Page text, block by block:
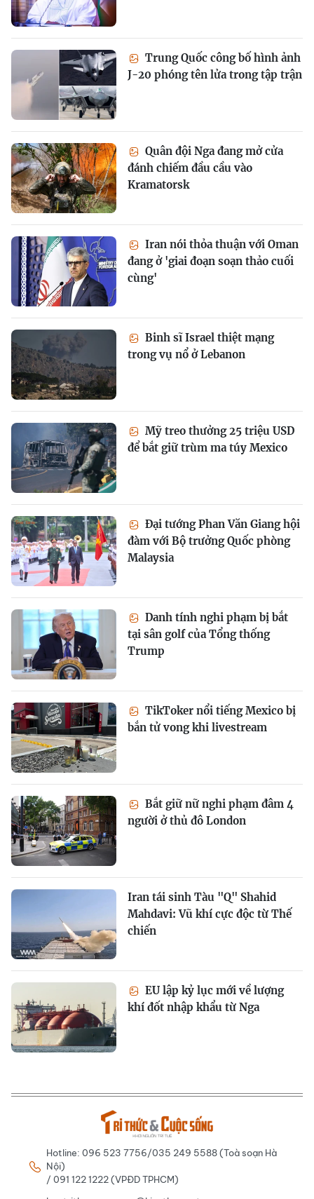
Trung Quốc công bố hình ảnh
J-20 phóng tên lửa trong tập trận
Quân đội Nga đang mở cửa
đánh chiếm đầu cầu vào
Kramatorsk
Iran nói thỏa thuận với Oman
đang ở 'giai đoạn soạn thảo cuối
cùng'
Binh sĩ Israel thiệt mạng
trong vụ nổ ở Lebanon
Mỹ treo thưởng 25 triệu USD
để bắt giữ trùm ma túy Mexico
Đại tướng Phan Văn Giang hội
đàm với Bộ trưởng Quốc phòng
Malaysia
Danh tính nghi phạm bị bắt
tại sân golf của Tổng thống
Trump
TikToker nổi tiếng Mexico bị
bắn tử vong khi livestream
Bắt giữ nữ nghi phạm đâm 4
người ở thủ đô London
Iran tái sinh Tàu "Q" Shahid
Mahdavi: Vũ khí cực độc từ Thế
chiến
EU lập kỷ lục mới về lượng
khí đốt nhập khẩu từ Nga
Hotline: 096 523 7756/035 249 5588 (Toà soạn Hà
Nội)
/ 091 122 1222 (VPĐD TPHCM)